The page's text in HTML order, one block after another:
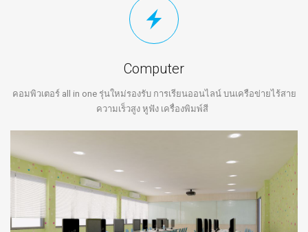
Computer
คอมพิวเตอร์ all in one รุ่นใหม่รองรับ การเรียนออนไลน์ บนเครือข่ายไร้สาย
ความเร็วสูง หูฟัง เครื่องพิมพ์สี